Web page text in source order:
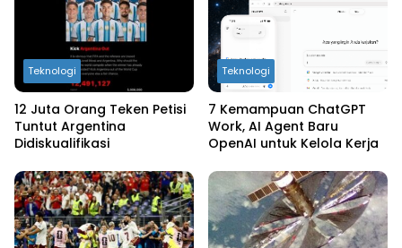
Teknologi
12 Juta Orang Teken Petisi
Tuntut Argentina
Didiskualifikasi
Teknologi
7 Kemampuan ChatGPT
Work, AI Agent Baru
OpenAI untuk Kelola Kerja